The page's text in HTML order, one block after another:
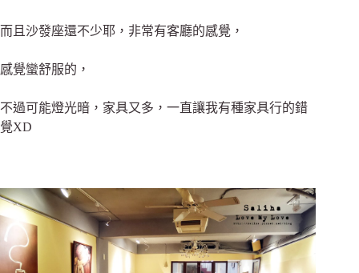
而且沙發座還不少耶，非常有客廳的感覺，
感覺蠻舒服的，
不過可能燈光暗，家具又多，一直讓我有種家具行的錯
覺XD